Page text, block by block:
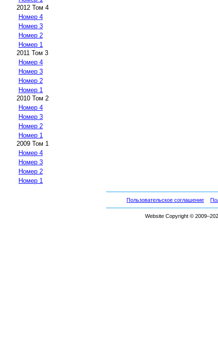
2012 Том 4
Номер 4
Номер 3
Номер 2
Номер 1
2011 Том 3
Номер 4
Номер 3
Номер 2
Номер 1
2010 Том 2
Номер 4
Номер 3
Номер 2
Номер 1
2009 Том 1
Номер 4
Номер 3
Номер 2
Номер 1
Пользовательское соглашение
Website Copyright ©